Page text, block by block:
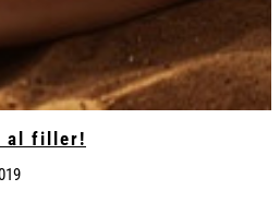
al filler!